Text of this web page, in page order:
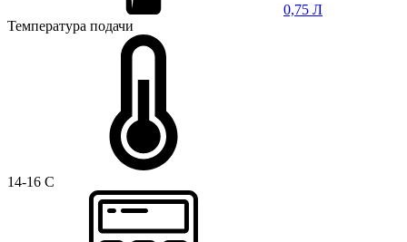
0,75 Л
Температура подачи
14-16 C